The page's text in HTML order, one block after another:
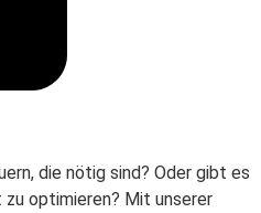
die nötig sind? Oder gibt es
optimieren? Mit unserer